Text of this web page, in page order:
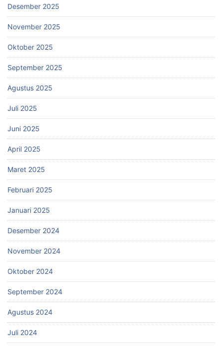
Desember 2025
November 2025
Oktober 2025
September 2025
Agustus 2025
Juli 2025
Juni 2025
April 2025
Maret 2025
Februari 2025
Januari 2025
Desember 2024
November 2024
Oktober 2024
September 2024
Agustus 2024
Juli 2024